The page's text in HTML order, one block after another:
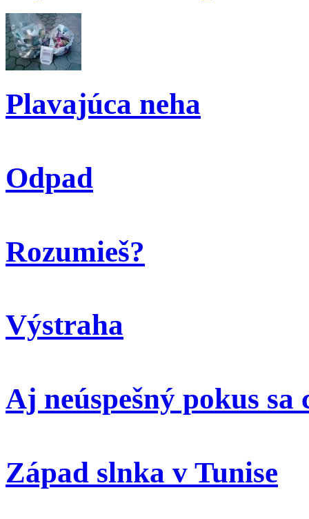
Plavajúca neha
Odpad
Rozumieš?
Výstraha
Aj neúspešný pokus sa
Západ slnka v Tunise